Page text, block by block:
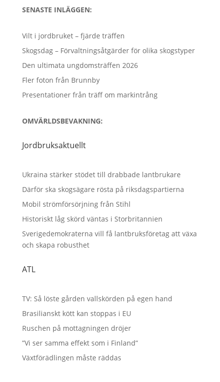
SENASTE INLÄGGEN:
Vilt i jordbruket – fjärde träffen
Skogsdag – Förvaltningsåtgärder för olika skogstyper
Den ultimata ungdomsträffen 2026
Fler foton från Brunnby
Presentationer från träff om markintrång
OMVÄRLDSBEVAKNING:
Jordbruksaktuellt
Ukraina stärker stödet till drabbade lantbrukare
Därför ska skogsägare rösta på riksdagspartierna
Mobil strömförsörjning från Stihl
Historiskt låg skörd väntas i Storbritannien
Sverigedemokraterna vill få lantbruksföretag att växa
och skapa robusthet
ATL
TV: Så löste gården vallskörden på egen hand
Brasilianskt kött kan stoppas i EU
Ruschen på mottagningen dröjer
”Vi ser samma effekt som i Finland”
Växtförädlingen måste räddas